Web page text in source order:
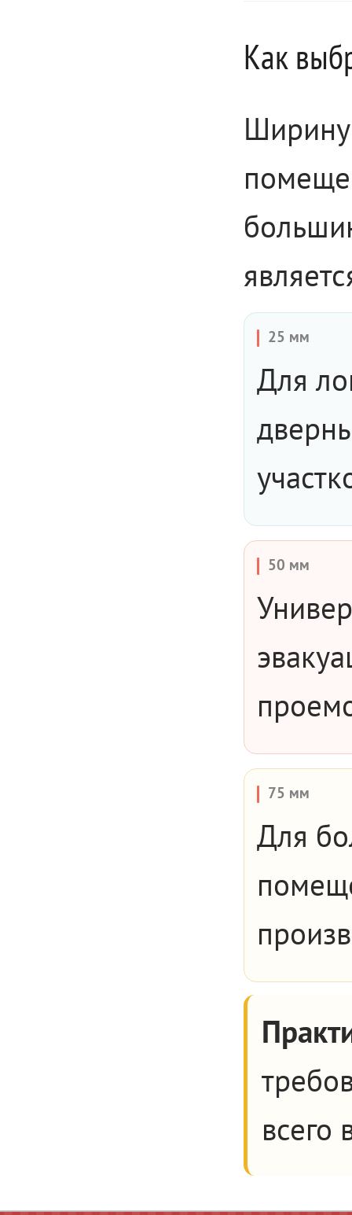
Как
25 мм
Для
50 мм
75 мм
Для